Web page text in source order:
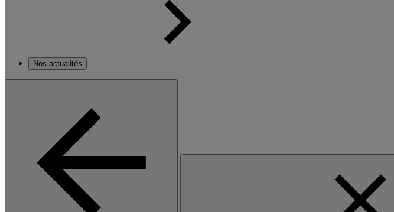
Nos actualités